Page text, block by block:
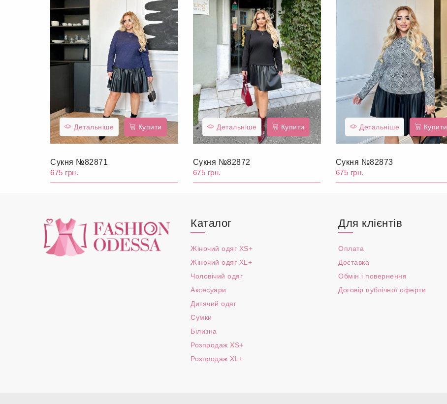
Детальніше Купити
Сукня №82871
675 грн.
Детальніше Купити
Сукня №82872
675 грн.
Детальніше Купити
Сукня №82873
675 грн.
Каталог
Жіночий одяг XS+
Жіночий одяг XL+
Чоловічий одяг
Аксесуари
Дитячий одяг
Сумки
Білизна
Розпродаж XS+
Розпродаж XL+
Для клієнтів
Оплата
Доставка
Обмін і повернення
Договір публічної оферти